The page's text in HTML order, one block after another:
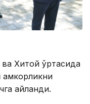
Хитой ўртасида
айланди.